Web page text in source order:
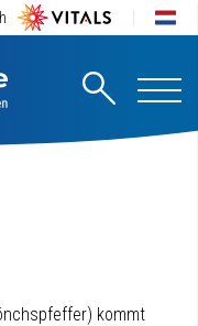
kommt